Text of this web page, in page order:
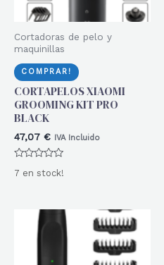
Cortadoras de pelo y
maquinillas
COMPRAR!
CORTAPELOS XIAOMI
GROOMING KIT PRO
BLACK
47,07 € IVA Incluido
con
7 en stock!